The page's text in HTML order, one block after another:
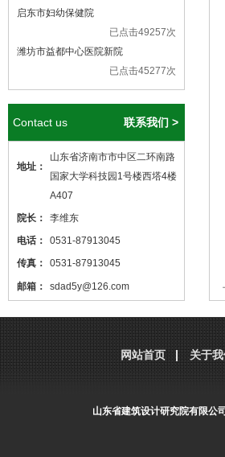
启东市妇幼保健院
已点击49257次
潍坊市益都中心医院新院
已点击45277次
Contact us 联系我们 >
地址：
山东省济南市市中区二环南路
国家大学科技园1号楼西塔4楼
A407
院长：
李维东
电话：
0531-87913045
传真：
0531-87913045
邮箱：
sdad5y@126.com
设计 ，本站网址
http://www.sdjzsj5y.com
，转载请标明出处！
网站首页 关于
山东省建筑设计研究院有限公司